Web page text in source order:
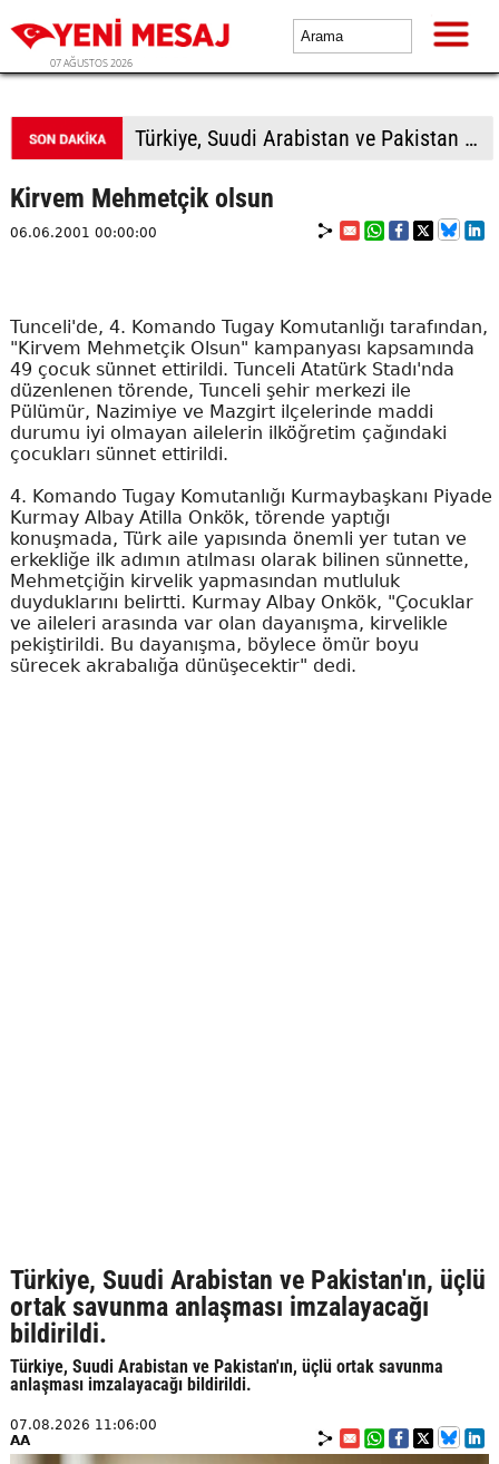
07 AĞUSTOS 2026
Türkiye, Suudi Arabistan ve Pakistan üçlü savunma anlaşması imzalayacak
Kirvem Mehmetçik olsun
06.06.2001 00:00:00
Tunceli'de, 4. Komando Tugay Komutanlığı tarafından,
"Kirvem Mehmetçik Olsun" kampanyası kapsamında
49 çocuk sünnet ettirildi. Tunceli Atatürk Stadı'nda
düzenlenen törende, Tunceli şehir merkezi ile
Pülümür, Nazimiye ve Mazgirt ilçelerinde maddi
durumu iyi olmayan ailelerin ilköğretim çağındaki
çocukları sünnet ettirildi.
4. Komando Tugay Komutanlığı Kurmaybaşkanı Piyade
Kurmay Albay Atilla Onkök, törende yaptığı
konuşmada, Türk aile yapısında önemli yer tutan ve
erkekliğe ilk adımın atılması olarak bilinen sünnette,
Mehmetçiğin kirvelik yapmasından mutluluk
duyduklarını belirtti. Kurmay Albay Onkök, "Çocuklar
ve aileleri arasında var olan dayanışma, kirvelikle
pekiştirildi. Bu dayanışma, böylece ömür boyu
sürecek akrabalığa dünüşecektir" dedi.
Türkiye, Suudi Arabistan ve Pakistan'ın, üçlü
ortak savunma anlaşması imzalayacağı
bildirildi.
Türkiye, Suudi Arabistan ve Pakistan'ın, üçlü ortak savunma
anlaşması imzalayacağı bildirildi.
07.08.2026 11:06:00
AA